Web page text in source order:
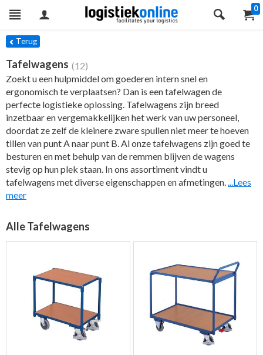
0
Terug
Tafelwagens (12)
Zoekt u een hulpmiddel om goederen intern snel en
ergonomisch te verplaatsen? Dan is een tafelwagen de
perfecte logistieke oplossing. Tafelwagens zijn breed
inzetbaar en vergemakkelijken het werk van uw personeel,
doordat ze zelf de kleinere zware spullen niet meer te hoeven
tillen van punt A naar punt B. Al onze tafelwagens zijn goed te
besturen en met behulp van de remmen blijven de wagens
stevig op hun plek staan. In ons assortiment vindt u
tafelwagens met diverse eigenschappen en afmetingen....Lees
meer
Alle Tafelwagens